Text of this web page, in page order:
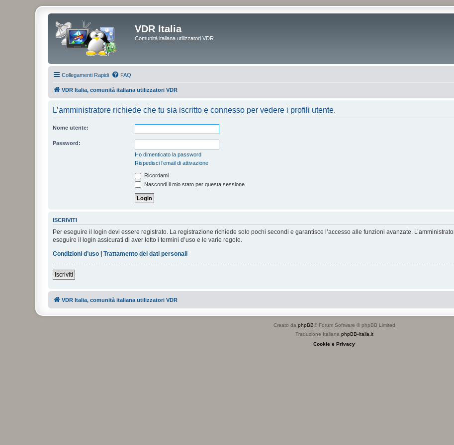
VDR Italia
Comunità italiana utilizzatori VDR
Collegamenti Rapidi FAQ
VDR Italia, comunità italiana utilizzatori VDR
L’amministratore richiede che tu sia iscritto e connesso per vedere i profili utente.
Nome utente:
Password:
Ho dimenticato la password
Rispedisci l’email di attivazione
Ricordami
Nascondi il mio stato per questa sessione
ISCRIVITI
Per eseguire il login devi essere registrato. La registrazione richiede solo pochi secondi e garantisce l’accesso alle funzioni avanzate.
eseguire il login assicurati di aver letto i termini d’uso e le varie regole.
Condizioni d’uso | Trattamento dei dati personali
Iscriviti
VDR Italia, comunità italiana utilizzatori VDR
Creato da phpBB® Forum Software © phpBB Limited
Traduzione Italiana phpBB-Italia.it
Cookie e Privacy